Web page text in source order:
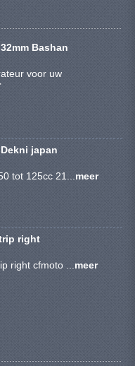
Bashan
voor uw
japan
tot 125cc 21... meer
right
right cfmoto ... meer